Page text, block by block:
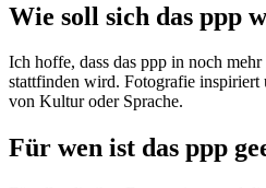
Wie soll sich das ppp
Ich hoffe, dass das ppp in noch
stattfinden wird. Fotografie
von Kultur oder Sprache.
Für wen ist das ppp